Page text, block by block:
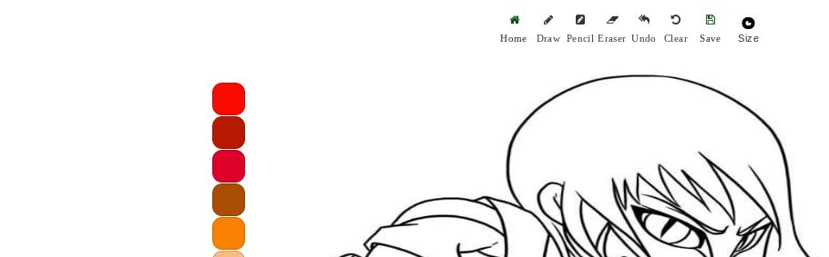
Home Draw Pencil Eraser Undo Clear Save Size